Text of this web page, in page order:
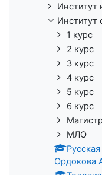
Институт
Институт
1 курс
2 курс
3 курс
4 курс
5 курс
6 курс
МЛО
Ордокова